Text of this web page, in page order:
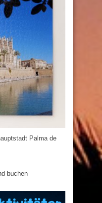
Palma de
buchen